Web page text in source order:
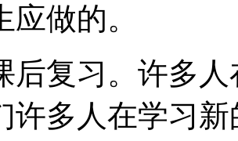
做的。
后复习。许多
许多人在学习